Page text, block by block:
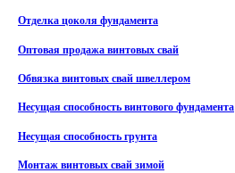
Отделка цоколя фундамента
Оптовая продажа винтовых свай
Обвязка винтовых свай швеллером
Несущая способность винтового фундамента
Несущая способность грунта
Монтаж винтовых свай зимой